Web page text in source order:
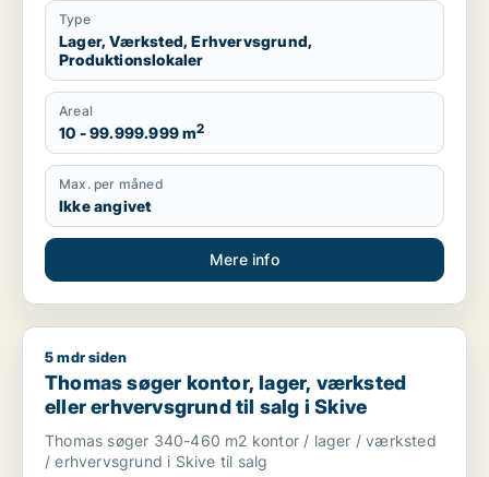
Type
Lager, Værksted, Erhvervsgrund,
Produktionslokaler
Areal
10 - 99.999.999 m2
Max. per måned
Ikke angivet
Mere info
Thomas søger kontor, lager, værksted eller erhvervsgrund
5 mdr siden
Thomas søger kontor, lager, værksted
eller erhvervsgrund til salg i Skive
Thomas søger 340-460 m2 kontor / lager / værksted
/ erhvervsgrund i Skive til salg